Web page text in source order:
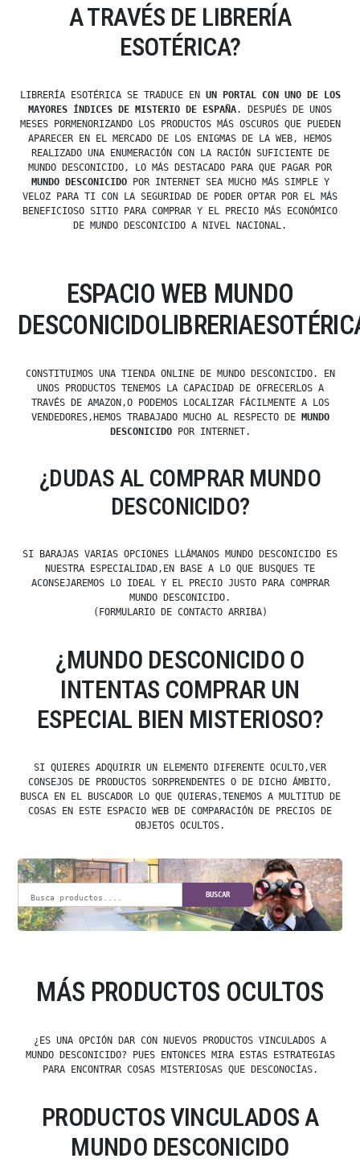
A TRAVÉS DE LIBRERÍA
ESOTÉRICA?
LIBRERÍA ESOTÉRICA SE TRADUCE EN UN PORTAL CON UNO DE LOS
MAYORES ÍNDICES DE MISTERIO DE ESPAÑA. DESPUÉS DE UNOS
MESES PORMENORIZANDO LOS PRODUCTOS MÁS OSCUROS QUE PUEDEN
APARECER EN EL MERCADO DE LOS ENIGMAS DE LA WEB, HEMOS
REALIZADO UNA ENUMERACIÓN CON LA RACIÓN SUFICIENTE DE
MUNDO DESCONICIDO, LO MÁS DESTACADO PARA QUE PAGAR POR
MUNDO DESCONICIDOPOR INTERNET SEA MUCHO MÁS SIMPLE Y
VELOZ PARA TI CON LA SEGURIDAD DE PODER OPTAR POR EL MÁS
BENEFICIOSO SITIO PARA COMPRAR Y EL PRECIO MÁS ECONÓMICO
DE MUNDO DESCONICIDO A NIVEL NACIONAL.
ESPACIO WEB MUNDO
CONSTITUIMOS UNA TIENDA ONLINE DE MUNDO DESCONICIDO. EN
UNOS PRODUCTOS TENEMOS LA CAPACIDAD DE OFRECERLOS A
TRAVÉS DE AMAZON,O PODEMOS LOCALIZAR FÁCILMENTE A LOS
VENDEDORES,HEMOS TRABAJADO MUCHO AL RESPECTO DE
MUNDO
DESCONICIDOPOR INTERNET.
¿DUDAS AL COMPRAR MUNDO
DESCONICIDO?
SI BARAJAS VARIAS OPCIONES LLÁMANOS MUNDO DESCONICIDO ES
NUESTRA ESPECIALIDAD,EN BASE A LO QUE BUSQUES TE
ACONSEJAREMOS LO IDEAL Y EL PRECIO JUSTO PARA COMPRAR
MUNDO DESCONICIDO.
(FORMULARIO DE CONTACTO ARRIBA)
¿MUNDO DESCONICIDO O
INTENTAS COMPRAR UN
ESPECIAL BIEN MISTERIOSO?
SI QUIERES ADQUIRIR UN ELEMENTO DIFERENTE OCULTO,VER
CONSEJOS DE PRODUCTOS SORPRENDENTES O DE DICHO ÁMBITO,
BUSCA EN EL BUSCADOR LO QUE QUIERAS,TENEMOS A MULTITUD DE
COSAS EN ESTE ESPACIO WEB DE COMPARACIÓN DE PRECIOS DE
OBJETOS OCULTOS.
BUSCAR
MÁS PRODUCTOS OCULTOS
¿ES UNA OPCIÓN DAR CON NUEVOS PRODUCTOS VINCULADOS A
MUNDO DESCONICIDO? PUES ENTONCES MIRA ESTAS ESTRATEGIAS
PARA ENCONTRAR COSAS MISTERIOSAS QUE DESCONOCÍAS.
PRODUCTOS VINCULADOS A
MUNDO DESCONICIDO